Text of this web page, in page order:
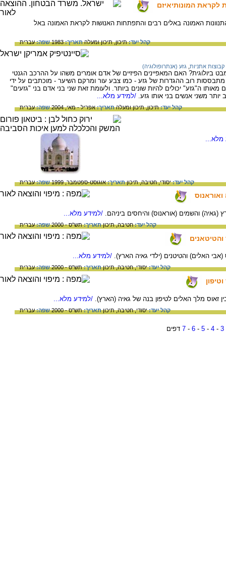
לקראת המונותיאיזם
האמונה באלים רבים והתפתחות האנושות לקראת האמונה באל
קהל יעד:תיכון,תיכון ומעלהתאריך:1983 שפה:עברית
קבוצות אתניות גזע (אנתרופולוגיה)
ביולוגית? האם המאפיינים הפיזיים של אדם אומרים משהו על ההרכב הגנטי
רוב ההגדרות של גזע - כמו צבע עור ומרקם השיער - מוכתבים על ידי
ה"גזע" יכולים להיות שונים ביותר. ולעומת זאת שני בני אדם בני "גזעים"
יותר משני אנשים בני אותו גזע. /למידע מלא...
קהל יעד:תיכון,תיכון ומעלהתאריך:אפריל - מאי, 2004 שפה:עברית
קהל יעד:יסודי,חטיבה,תיכוןתאריך:אוגוסט-ספטמבר, 1999 שפה:עברית
(גאיה) והשמים (אוראנוס) והיחסים ביניהם. /למידע מלא...
קהל יעד:חטיבה,תיכוןתאריך:תש"ס - 2000 שפה:עברית
והטיטאנים
(אבי האלים) והטיטנים (ילדי גאיה הארץ). /למידע מלא...
קהל יעד:יסודי,חטיבה,תיכוןתאריך:תש"ס - 2000 שפה:עברית
זאוס מלך האלים לטיפון בנה של גאיה (הארץ). /למידע מלא...
קהל יעד:יסודי,חטיבה,תיכוןתאריך:תש"ס - 2000 שפה:עברית
3
-
4
-
5
-
6
-
7 דפים